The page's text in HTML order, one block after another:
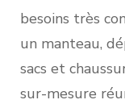
besoins très
un manteau,
sacs et
sur-mesure